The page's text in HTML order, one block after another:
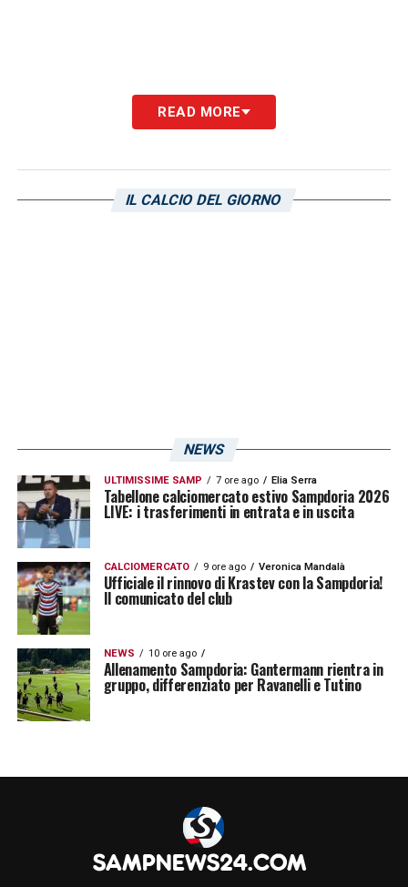
READ MORE
IL CALCIO DEL GIORNO
NEWS
ULTIMISSIME SAMP 7 ore ago Elia Serra
Tabellone calciomercato estivo Sampdoria 2026
LIVE: i trasferimenti in entrata e in uscita
CALCIOMERCATO 9 ore ago Veronica Mandalà
Ufficiale il rinnovo di Krastev con la Sampdoria!
Il comunicato del club
NEWS 10 ore ago
Allenamento Sampdoria: Gantermann rientra in
gruppo, differenziato per Ravanelli e Tutino